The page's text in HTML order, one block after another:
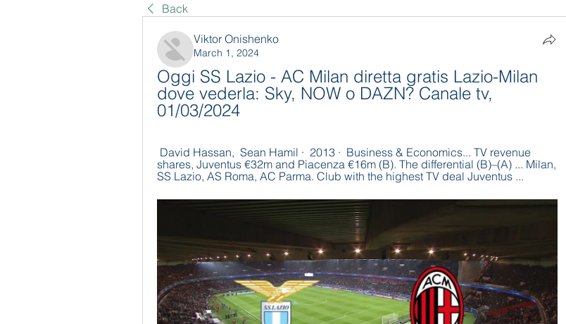
Back
Viktor Onishenko
March 1, 2024
Oggi SS Lazio - AC Milan diretta gratis Lazio-Milan
dove vederla: Sky, NOW o DAZN? Canale tv,
01/03/2024
shares, Juventus €32m and Piacenza €16m (B). The differential (B)–(A) ... Milan,
SS Lazio, AS Roma, AC Parma. Club with the highest TV deal Juventus ...